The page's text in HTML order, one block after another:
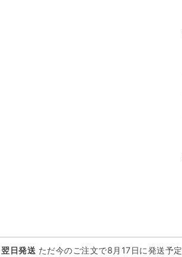
日発送 ただ今のご注文で8月17日に発送予定